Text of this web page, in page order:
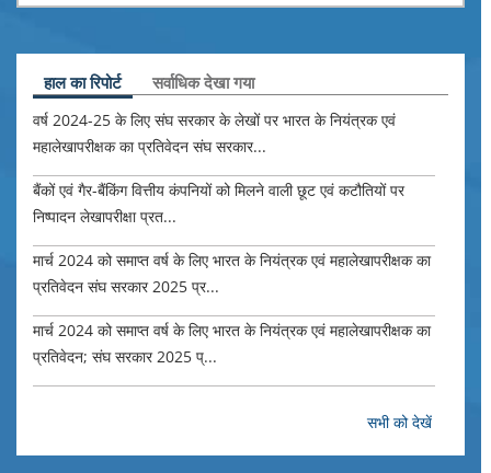
हाल का रिपोर्ट सर्वाधिक देखा गया
वर्ष 2024-25 के लिए संघ सरकार के लेखों पर भारत के नियंत्रक एवं
महालेखापरीक्षक का प्रतिवेदन संघ सरकार...
बैंकों एवं गैर-बैंकिंग वित्तीय कंपनियों को मिलने वाली छूट एवं कटौतियों पर
निष्पादन लेखापरीक्षा प्रत...
मार्च 2024 को समाप्त वर्ष के लिए भारत के नियंत्रक एवं महालेखापरीक्षक का
प्रतिवेदन संघ सरकार 2025 प्र...
मार्च 2024 को समाप्त वर्ष के लिए भारत के नियंत्रक एवं महालेखापरीक्षक का
प्रतिवेदन; संघ सरकार 2025 प्...
सभी को देखें